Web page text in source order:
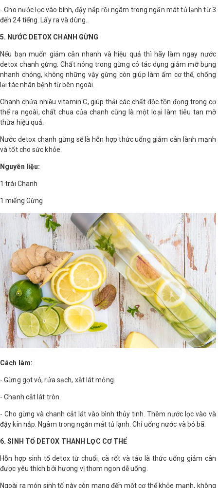
- Cho nước lọc vào bình, đậy nắp rồi ngâm trong ngăn mát tủ lạnh từ 3
đến 24 tiếng. Lấy ra và dùng.
5. NƯỚC DETOX CHANH GỪNG
Nếu bạn muốn giảm cân nhanh và hiệu quả thì hãy làm ngay nước
detox chanh gừng. Chất nóng trong gừng có tác dụng giảm mỡ bụng
nhanh chóng, không những vậy gừng còn giúp làm ấm cơ thể, chống
lại tác nhân bệnh từ bên ngoài.
Chanh chứa nhiều vitamin C, giúp thải các chất độc tồn đọng trong cơ
thể ra ngoài, chất chua của chanh cũng là một loại làm tiêu tan mỡ
thừa hiệu quả.
Nước detox chanh gừng sẽ là hỗn hợp thức uống giảm cân lành mạnh
và tốt cho sức khỏe.
Nguyên liệu:
1 trái Chanh
1 miếng Gừng
Cách làm:
- Gừng gọt vỏ, rửa sạch, xắt lát mỏng.
- Chanh cắt lát tròn.
- Cho gừng và chanh cắt lát vào bình thủy tinh. Thêm nước lọc vào và
đậy kín nắp. Ngâm trong ngăn mát tủ lạnh. Chỉ uống nước và bỏ bã.
6. SINH TỐ DETOX THANH LỌC CƠ THỂ
Hỗn hợp sinh tố detox từ chuối, cà rốt và táo là thức uống giảm cân
được yêu thích bởi hương vị thơm ngon dễ uống.
Ngoài ra món sinh tố này còn mang đến một cơ thể khỏe mạnh, không